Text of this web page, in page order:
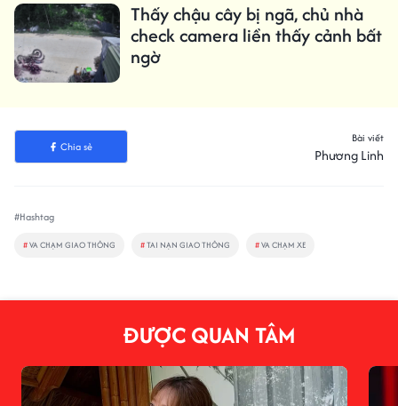
Thấy chậu cây bị ngã, chủ nhà
check camera liền thấy cảnh bất
ngờ
Chia sẻ
Bài viết
Phương Linh
#Hashtag
#VA CHẠM GIAO THÔNG #TAI NẠN GIAO THÔNG #VA CHẠM XE
ĐƯỢC QUAN TÂM